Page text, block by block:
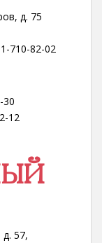
д. 75
710-82-02
30
12
57,